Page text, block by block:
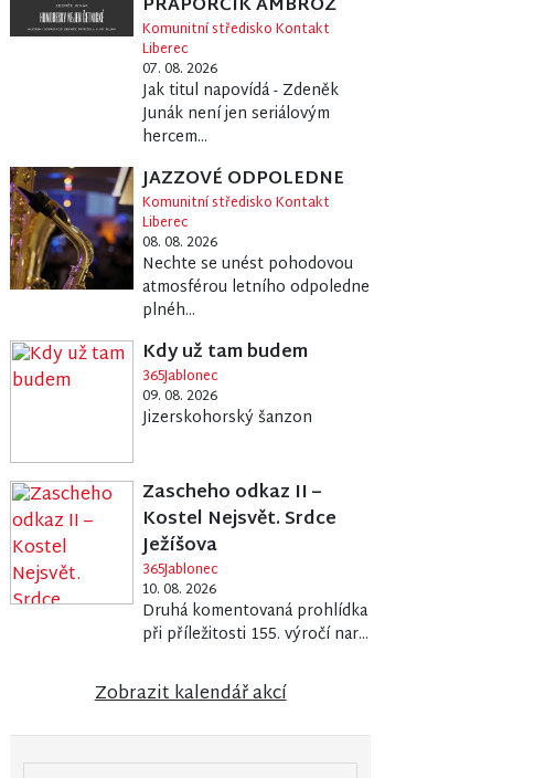
Komunitní středisko Kontakt
Liberec
07. 08. 2026
Jak titul napovídá - Zdeněk
Junák není jen seriálovým
hercem...
JAZZOVÉ ODPOLEDNE
Komunitní středisko Kontakt
Liberec
08. 08. 2026
Nechte se unést pohodovou
atmosférou letního odpoledne
plnéh...
Kdy už tam budem
365Jablonec
09. 08. 2026
Jizerskohorský šanzon
Zascheho odkaz II –
Kostel Nejsvět. Srdce
Ježíšova
365Jablonec
10. 08. 2026
Druhá komentovaná prohlídka
při příležitosti 155. výročí nar...
Zobrazit kalendář akcí